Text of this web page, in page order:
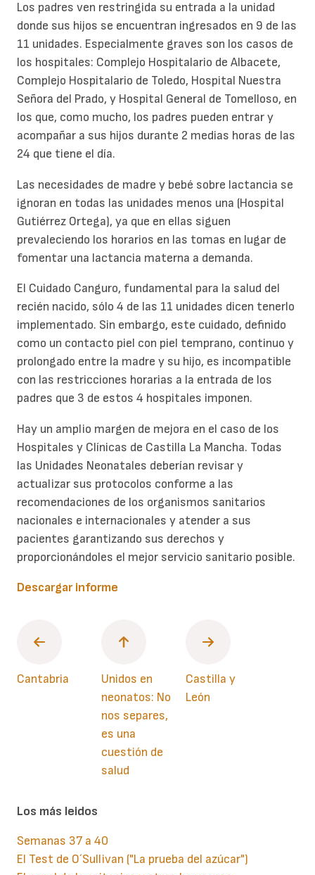
Los padres ven restringida su entrada a la unidad
donde sus hijos se encuentran ingresados en 9 de las
11 unidades. Especialmente graves son los casos de
los hospitales: Complejo Hospitalario de Albacete,
Complejo Hospitalario de Toledo, Hospital Nuestra
Señora del Prado, y Hospital General de Tomelloso, en
los que, como mucho, los padres pueden entrar y
acompañar a sus hijos durante 2 medias horas de las
24 que tiene el día.
Las necesidades de madre y bebé sobre lactancia se
ignoran en todas las unidades menos una (Hospital
Gutiérrez Ortega), ya que en ellas siguen
prevaleciendo los horarios en las tomas en lugar de
fomentar una lactancia materna a demanda.
El Cuidado Canguro, fundamental para la salud del
recién nacido, sólo 4 de las 11 unidades dicen tenerlo
implementado. Sin embargo, este cuidado, definido
como un contacto piel con piel temprano, continuo y
pro­longado entre la madre y su hijo, es incompatible
con las restricciones horarias a la entrada de los
padres que 3 de estos 4 hospitales imponen.
Hay un amplio margen de mejora en el caso de los
Hospitales y Clínicas de Castilla La Mancha. Todas
las Unidades Neonatales deberían revisar y
actualizar sus protocolos conforme a las
recomendaciones de los organismos sanitarios
nacionales e internacionales y atender a sus
pacientes garantizando sus derechos y
proporcionándoles el mejor servicio sanitario posible.
Descargar informe
Cantabria
Unidos en
neonatos: No
nos separes,
es una
cuestión de
salud
Castilla y
León
Los más leidos
Semanas 37 a 40
El Test de O´Sullivan ("La prueba del azúcar")